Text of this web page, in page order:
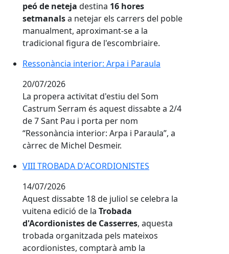
peó de neteja destina 16 hores
setmanalsa netejar els carrers del poble
manualment, aproximant-se a la
tradicional figura de l'escombriaire.
Ressonància interior: Arpa i Paraula
Ressonància interior: Arpa i Paraula
20/07/2026
La propera activitat d'estiu del Som
Castrum Serram és aquest dissabte a 2/4
de 7 Sant Pau i porta per nom
“Ressonància interior: Arpa i Paraula”, a
càrrec de Michel Desmeir.
VIII TROBADA D'ACORDIONISTES
VIII TROBADA D'ACORDIONISTES
14/07/2026
Aquest dissabte 18 de juliol se celebra la
vuitena edició de la Trobada
d'Acordionistes de Casserres, aquesta
trobada organitzada pels mateixos
acordionistes, comptarà amb la